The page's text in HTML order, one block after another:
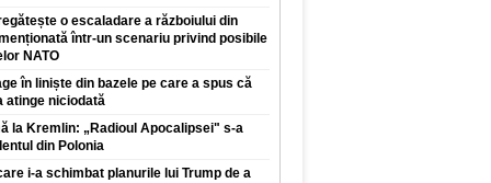
o escaladare a războiului din
într-un scenariu privind posibile
NATO
în liniște din bazele pe care a spus că
atinge niciodată
la Kremlin: „Radioul Apocalipsei" s-a
din Polonia
i-a schimbat planurile lui Trump de a